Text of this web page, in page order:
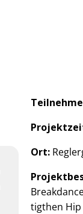
Ort:
tigthen Hip